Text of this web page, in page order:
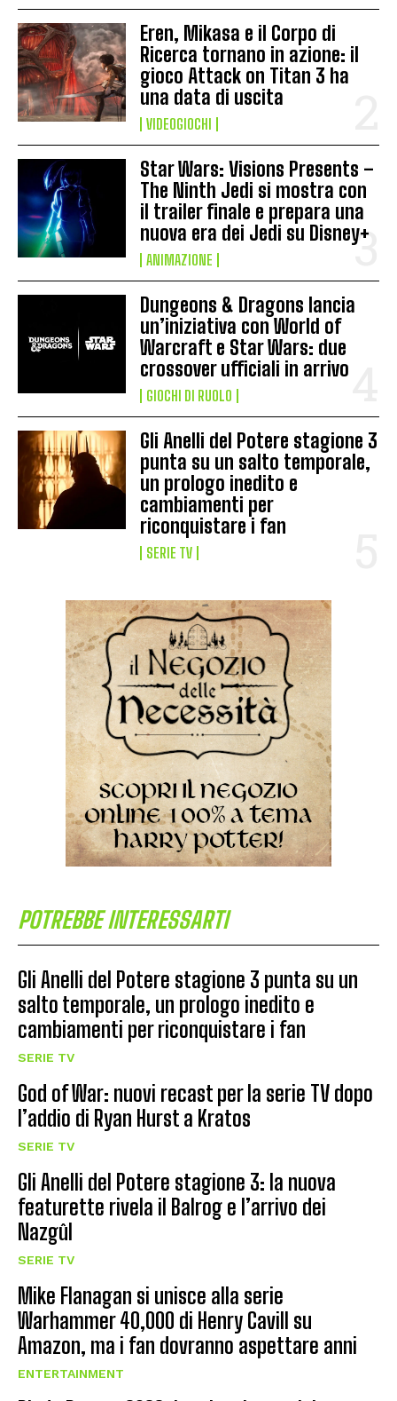
Eren, Mikasa e il Corpo di
Ricerca tornano in azione: il
gioco Attack on Titan 3 ha
una data di uscita
VIDEOGIOCHI
Star Wars: Visions Presents –
The Ninth Jedi si mostra con
il trailer finale e prepara una
nuova era dei Jedi su Disney+
ANIMAZIONE
Dungeons & Dragons lancia
un’iniziativa con World of
Warcraft e Star Wars: due
crossover ufficiali in arrivo
GIOCHI DI RUOLO
Gli Anelli del Potere stagione 3
punta su un salto temporale,
un prologo inedito e
cambiamenti per
riconquistare i fan
SERIE TV
POTREBBE INTERESSARTI
Gli Anelli del Potere stagione 3 punta su un
salto temporale, un prologo inedito e
cambiamenti per riconquistare i fan
SERIE TV
God of War: nuovi recast per la serie TV dopo
l’addio di Ryan Hurst a Kratos
SERIE TV
Gli Anelli del Potere stagione 3: la nuova
featurette rivela il Balrog e l’arrivo dei
Nazgûl
SERIE TV
Mike Flanagan si unisce alla serie
Warhammer 40,000 di Henry Cavill su
Amazon, ma i fan dovranno aspettare anni
ENTERTAINMENT